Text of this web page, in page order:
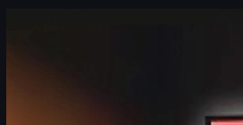
เอเจนต์ B-Tier – ตัวคุ้ม ราคาน่ารัก
เอเจนต์ C-Tier – ตัวเริ่มต้นงบน้อย